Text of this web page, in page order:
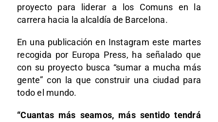
proyecto para liderar a los Comuns en la
carrera hacia la alcaldía de Barcelona.
En una publicación en Instagram este martes
recogida por Europa Press, ha señalado que
con su proyecto busca “sumar a mucha más
gente” con la que construir una ciudad para
todo el mundo.
“Cuantas más seamos, más sentido tendrá